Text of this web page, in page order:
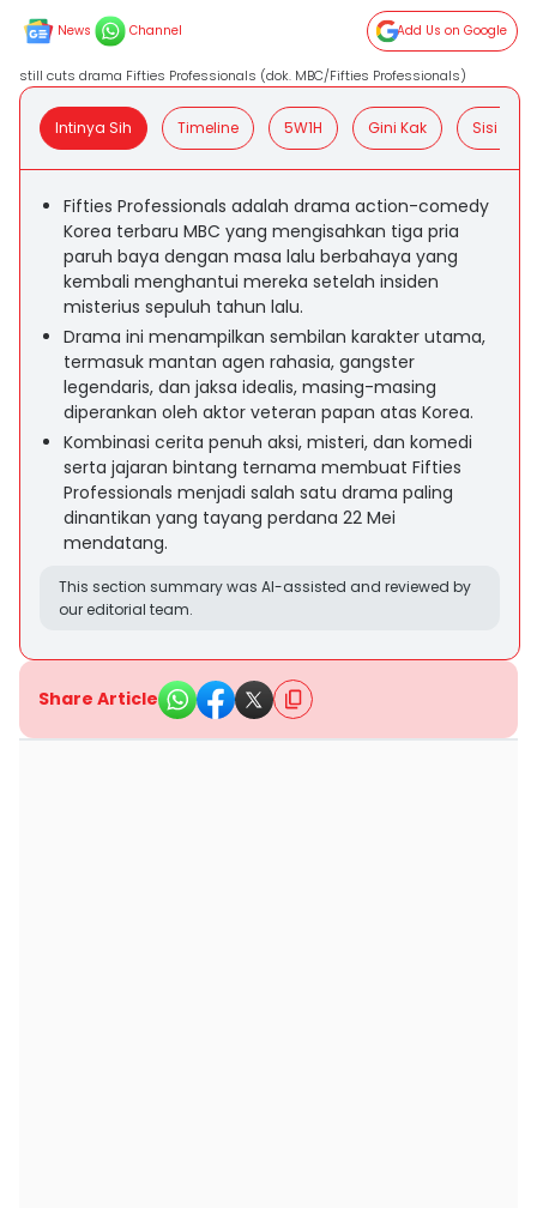
News Channel Add Us on Google
still cuts drama Fifties Professionals (dok. MBC/Fifties Professionals)
Intinya Sih Timeline 5W1H Gini Kak Sisi
Fifties Professionals adalah drama action-comedy
Korea terbaru MBC yang mengisahkan tiga pria
paruh baya dengan masa lalu berbahaya yang
kembali menghantui mereka setelah insiden
misterius sepuluh tahun lalu.
Drama ini menampilkan sembilan karakter utama,
termasuk mantan agen rahasia, gangster
legendaris, dan jaksa idealis, masing-masing
diperankan oleh aktor veteran papan atas Korea.
Kombinasi cerita penuh aksi, misteri, dan komedi
serta jajaran bintang ternama membuat Fifties
Professionals menjadi salah satu drama paling
dinantikan yang tayang perdana 22 Mei
mendatang.
This section summary was AI-assisted and reviewed by
our editorial team.
Share Article